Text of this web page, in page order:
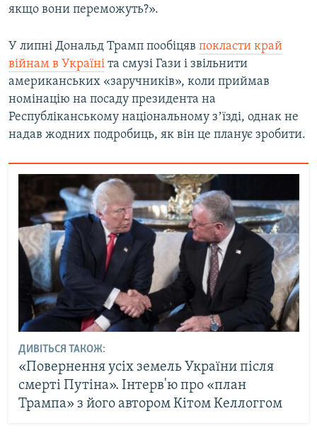
якщо вони переможуть?».
У липні Дональд Трамп пообіцяв покласти край
війнам в Україні та смузі Гази і звільнити
американських «заручників», коли приймав
номінацію на посаду президента на
Республіканському національному зʼїзді, однак не
надав жодних подробиць, як він це планує зробити.
ДИВІТЬСЯ ТАКОЖ:
«Повернення усіх земель України після
смерті Путіна». Інтерв'ю про «план
Трампа» з його автором Кітом Келлоггом